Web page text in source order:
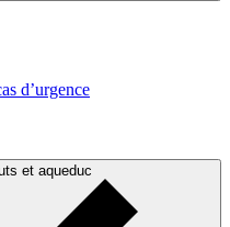
d’urgence
et aqueduc